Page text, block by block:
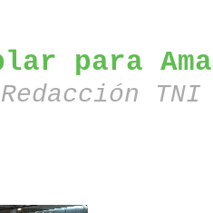
para
Redacción